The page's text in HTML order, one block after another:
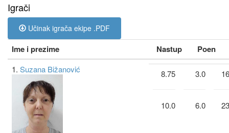
Igrači
Učinak igrača ekipe .PDF
Ime i prezime Nastup Poen
1. Suzana Bižanović 8.75
10.0
3.0
6.0